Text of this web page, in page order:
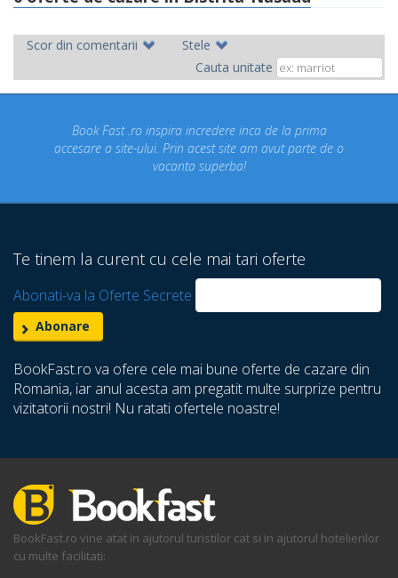
Scor din comentarii
Stele
Cauta unitate
incredere inca de la prima
acest site am avut parte de o
Concediul nostru rezervat
un concediu de vis.
Te tinem la curent cu cele mai tari oferte
Abonati-va la Oferte Secrete
BookFast.ro va ofere cele mai bune oferte de cazare din
Romania, iar anul acesta am pregatit multe surprize pentru
vizitatorii nostri! Nu ratati ofertele noastre!
BookFast.ro vine atat in ajutorul turistilor cat si in ajutorul hotelierilor
cu multe facilitati: